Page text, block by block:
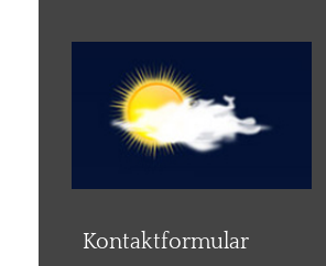
Kontaktformular